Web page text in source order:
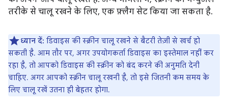
तरीके से चालू रखने के लिए, एक फ़्लैग सेट किया जा सकता है.
ध्यान दें: डिवाइस की स्क्रीन चालू रखने से बैटरी तेज़ी से खर्च हो
सकती है. आम तौर पर, अगर उपयोगकर्ता डिवाइस का इस्तेमाल नहीं कर
रहा है, तो आपको डिवाइस की स्क्रीन को बंद करने की अनुमति देनी
चाहिए. अगर आपको स्क्रीन चालू रखनी है, तो इसे जितनी कम समय के
लिए चालू रखें उतना ही बेहतर होगा.